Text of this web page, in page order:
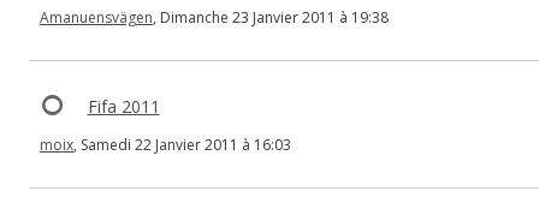
Amanuensvägen, Dimanche 23 Janvier 2011 à 19:38
Fifa 2011
moix, Samedi 22 Janvier 2011 à 16:03